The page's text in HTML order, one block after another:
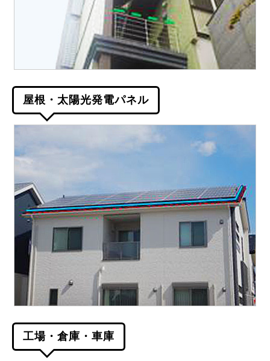
屋根・太陽光発電パネル
工場・倉庫・車庫